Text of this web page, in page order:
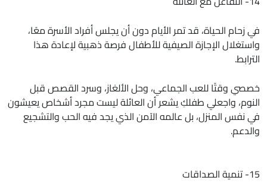
في زحام الحياة، قد تمر الأيام دون أن يجلس أفراد الأسرة معًا،
واستغلال الإجازة الصيفية للأطفال فرصة ذهبية لإعادة هذا
الترابط.
خصصي وقتًا للعب الجماعي، وحل الألغاز، وسرد القصص قبل
النوم، واجعلي طفلكِ يشعر أن العائلة ليست مجرد أشخاص يعيشون
في نفس المنزل، بل عالمه الآمن الذي يجد فيه الحب والتشجيع
والدعم.
15- تنمية الصداقات